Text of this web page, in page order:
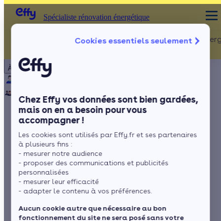
Cookies essentiels seulement
Chez Effy vos données sont bien gardées,
mais on en a besoin pour vous
accompagner !
Les cookies sont utilisés par Effy.fr et ses partenaires
à plusieurs fins :
- mesurer notre audience
- proposer des communications et publicités
personnalisées
- mesurer leur efficacité
- adapter le contenu à vos préférences.
Aucun cookie autre que nécessaire au bon
fonctionnement du site ne sera posé sans votre
À propos
Notre équipe
Rejoignez-nous Presse
Spécialiste rénovation énergétique Rénovation
Murs
Sols
Spécialiste rénovation énergétique
Comment réguler la
chaleur de votre
chauffage ?
Romane Saget 5 min de lecture